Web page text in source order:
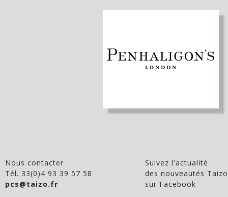
Nous contacter
Tél. 33(0)4 93 39 57 58
pcs@taizo.fr
Suivez l'actualité
des nouveautés Taizo
sur Facebook